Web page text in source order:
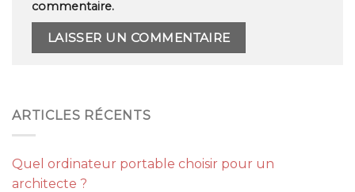
commentaire.
ARTICLES RÉCENTS
Quel ordinateur portable choisir pour un
architecte ?